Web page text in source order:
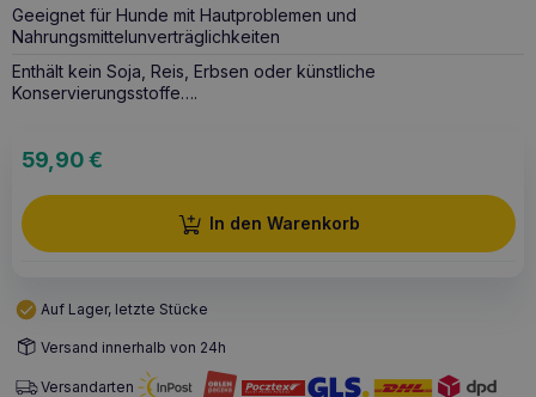
Geeignet für Hunde mit Hautproblemen und
Nahrungsmittelunverträglichkeiten
Enthält kein Soja, Reis, Erbsen oder künstliche
Konservierungsstoffe….
59,90€
In den Warenkorb
Auf Lager, letzte Stücke
Versand innerhalb von 24h
Versandarten